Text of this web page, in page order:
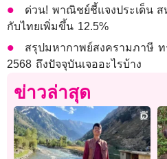
ด่วน! พาณิชย์ชี้แจงประเด็น ส
กับไทยเพิ่มขึ้น 12.5%
สรุปมหากาพย์สงครามภาษี
2568 ถึงปัจจุบันเจออะไรบ้าง
ข่าวล่าสุด